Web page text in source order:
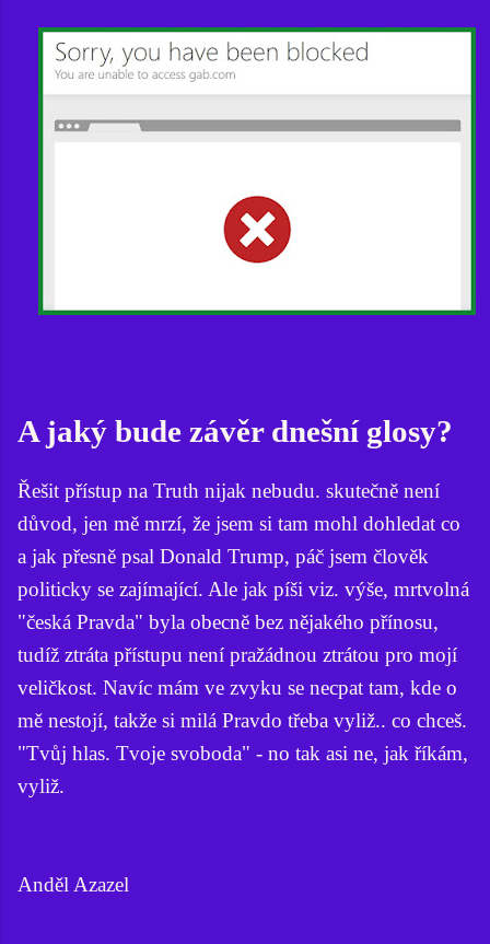
A jaký bude závěr dnešní glosy?
Řešit přístup na Truth nijak nebudu. skutečně není
důvod, jen mě mrzí, že jsem si tam mohl dohledat co
a jak přesně psal Donald Trump, páč jsem člověk
politicky se zajímající. Ale jak píši viz. výše, mrtvolná
"česká Pravda" byla obecně bez nějakého přínosu,
tudíž ztráta přístupu není pražádnou ztrátou pro mojí
veličkost. Navíc mám ve zvyku se necpat tam, kde o
mě nestojí, takže si milá Pravdo třeba vyliž.. co chceš.
"Tvůj hlas. Tvoje svoboda" - no tak asi ne, jak říkám,
vyliž.
Anděl Azazel